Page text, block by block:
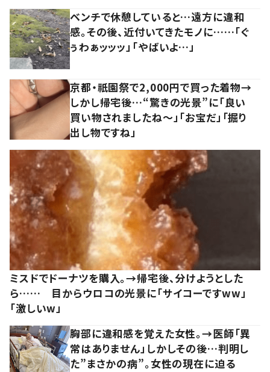
ベンチで休憩していると…遠方に違和
感。その後、近付いてきたモノに……「ぐ
ぅわぁッッッ」「やばいよ…」
京都・祇園祭で2,000円で買った着物→
しかし帰宅後…“驚きの光景”に「良い
買い物されましたね～」「お宝だ」「掘り
出し物ですね」
ミスドでドーナツを購入。→帰宅後、分けようとした
ら…… 目からウロコの光景に「サイコーですww」
「激しいw」
胸部に違和感を覚えた女性。→医師「異
常はありません」しかしその後…判明し
た”まさかの病”。女性の現在に迫る